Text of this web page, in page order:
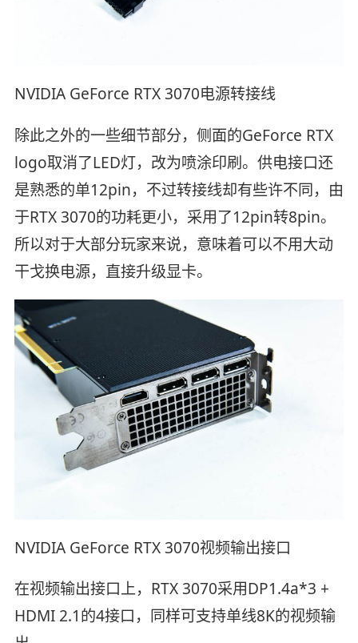
NVIDIA GeForce RTX 3070电源转接线
除此之外的一些细节部分，侧面的GeForce RTX
logo取消了LED灯，改为喷涂印刷。供电接口还
是熟悉的单12pin，不过转接线却有些许不同，由
于RTX 3070的功耗更小，采用了12pin转8pin。
所以对于大部分玩家来说，意味着可以不用大动
干戈换电源，直接升级显卡。
NVIDIA GeForce RTX 3070视频输出接口
在视频输出接口上，RTX 3070采用DP1.4a*3 +
HDMI 2.1的4接口，同样可支持单线8K的视频输